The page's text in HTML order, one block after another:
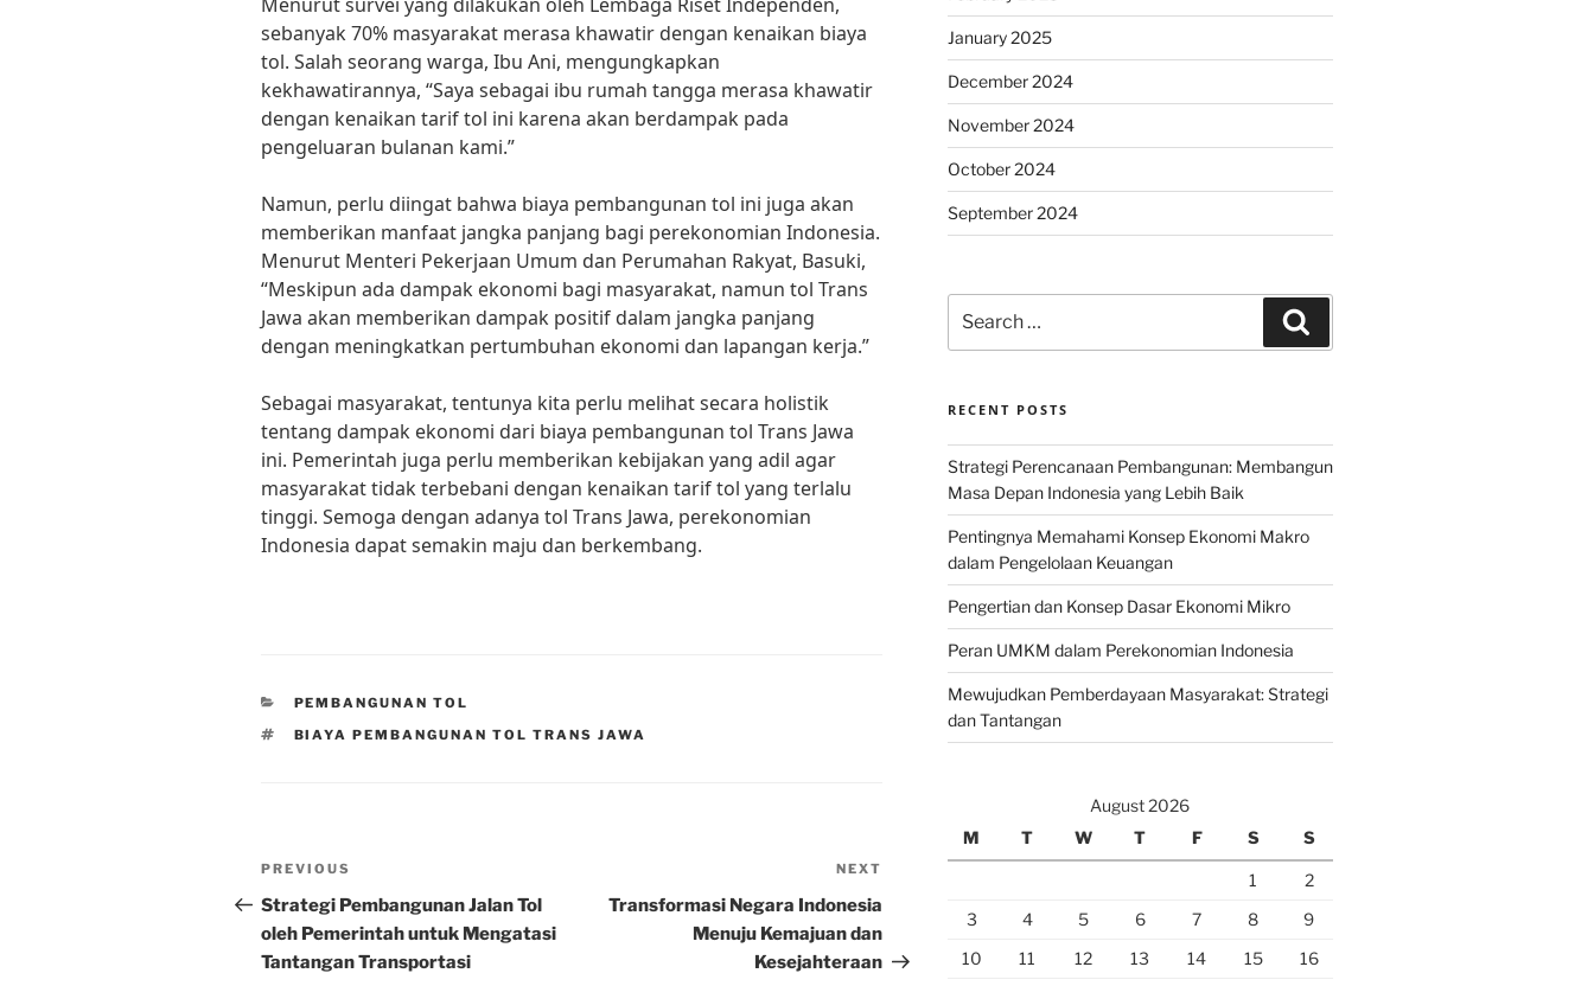
sebanyak 70% masyarakat merasa khawatir dengan kenaikan biaya
tol. Salah seorang warga, Ibu Ani, mengungkapkan
kekhawatirannya, “Saya sebagai ibu rumah tangga merasa khawatir
dengan kenaikan tarif tol ini karena akan berdampak pada
pengeluaran bulanan kami.”
Namun, perlu diingat bahwa biaya pembangunan tol ini juga akan
memberikan manfaat jangka panjang bagi perekonomian Indonesia.
Menurut Menteri Pekerjaan Umum dan Perumahan Rakyat, Basuki,
“Meskipun ada dampak ekonomi bagi masyarakat, namun tol Trans
Jawa akan memberikan dampak positif dalam jangka panjang
dengan meningkatkan pertumbuhan ekonomi dan lapangan kerja.”
Sebagai masyarakat, tentunya kita perlu melihat secara holistik
tentang dampak ekonomi dari biaya pembangunan tol Trans Jawa
ini. Pemerintah juga perlu memberikan kebijakan yang adil agar
masyarakat tidak terbebani dengan kenaikan tarif tol yang terlalu
tinggi. Semoga dengan adanya tol Trans Jawa, perekonomian
Indonesia dapat semakin maju dan berkembang.
CATEGORIES
PEMBANGUNAN TOL
TAGS
BIAYA PEMBANGUNAN TOL TRANS JAWA
Post
navigation
Previous
Post
PREVIOUS
Strategi Pembangunan Jalan Tol
oleh Pemerintah untuk Mengatasi
Tantangan Transportasi
NEXT
Transformasi Negara Indonesia
Menuju Kemajuan dan
Kesejahteraan
January 2025
December 2024
November 2024
October 2024
September 2024
for:
RECENT POSTS
Strategi Perencanaan Pembangunan: Membangun
Masa Depan Indonesia yang Lebih Baik
Pentingnya Memahami Konsep Ekonomi Makro
dalam Pengelolaan Keuangan
Pengertian dan Konsep Dasar Ekonomi Mikro
Peran UMKM dalam Perekonomian Indonesia
Mewujudkan Pemberdayaan Masyarakat: Strategi
dan Tantangan
August 2026
M
T W T F S S
1
2
3
4 5 6 7 8
9
10
11 12 13 14 15
16